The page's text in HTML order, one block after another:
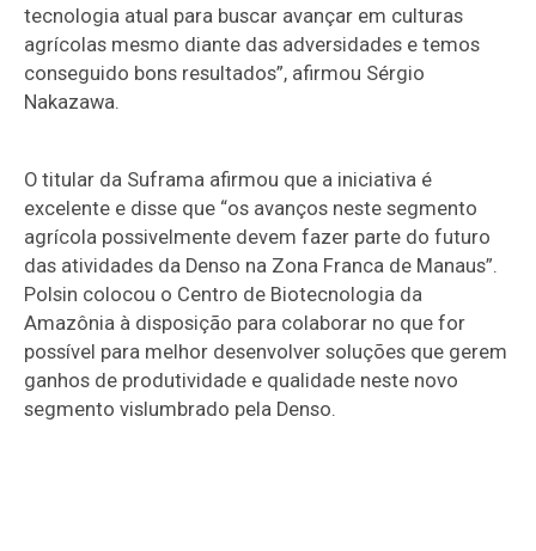
tecnologia atual para buscar avançar em culturas
agrícolas mesmo diante das adversidades e temos
conseguido bons resultados”, afirmou Sérgio
Nakazawa.
O titular da Suframa afirmou que a iniciativa é
excelente e disse que “os avanços neste segmento
agrícola possivelmente devem fazer parte do futuro
das atividades da Denso na Zona Franca de Manaus”.
Polsin colocou o Centro de Biotecnologia da
Amazônia à disposição para colaborar no que for
possível para melhor desenvolver soluções que gerem
ganhos de produtividade e qualidade neste novo
segmento vislumbrado pela Denso.